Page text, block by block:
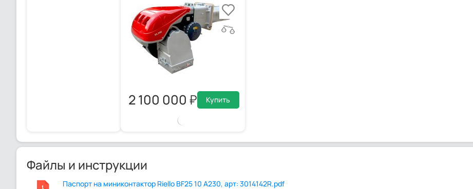
2 100 000 Купить
Файлы и инструкции
Паспорт на миниконтактор Riello BF25 10 A230, арт: 3014142R.pdf